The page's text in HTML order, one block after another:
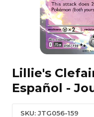
Lillie's
Español -
SKU: JTG056-159